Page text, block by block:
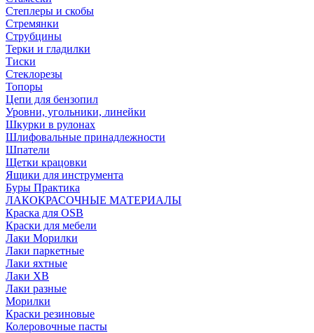
Степлеры и скобы
Стремянки
Струбцины
Терки и гладилки
Тиски
Стеклорезы
Топоры
Цепи для бензопил
Уровни, угольники, линейки
Шкурки в рулонах
Шлифовальные принадлежности
Шпатели
Щетки крацовки
Ящики для инструмента
Буры Практика
ЛАКОКРАСОЧНЫЕ МАТЕРИАЛЫ
Краска для OSB
Краски для мебели
Лаки Морилки
Лаки паркетные
Лаки яхтные
Лаки ХВ
Лаки разные
Морилки
Краски резиновые
Колеровочные пасты